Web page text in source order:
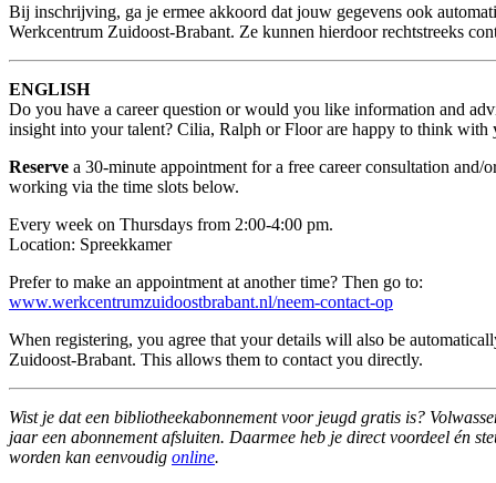
Bij inschrijving, ga je ermee akkoord dat jouw gegevens ook
Werkcentrum Zuidoost-Brabant. Ze kunnen hierdoor rechtstreeks
ENGLISH
Do you have a career question or would you like information and
insight into your talent? Cilia, Ralph or Floor are happy to think with
Reserve a 30-minute appointment for a free career consultation and/
working via the time slots below.
Every week on Thursdays from 2:00-4:00 pm.
Location: Spreekkamer
Prefer to make an appointment at another time? Then go to:
www.werkcentrumzuidoostbrabant.nl/neem-contact-op
When registering, you agree that your details will also be
Zuidoost-Brabant. This allows them to contact you directly.
Wist je dat een bibliotheekabonnement voor jeugd gratis is?
jaar een abonnement afsluiten. Daarmee heb je direct voordeel én
worden kan eenvoudig online.